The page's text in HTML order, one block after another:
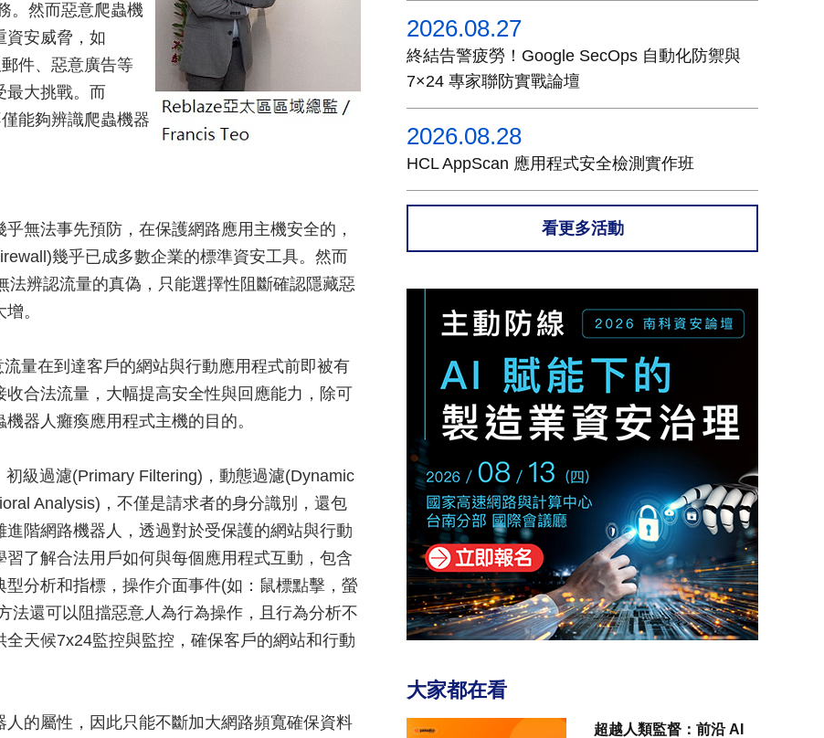
。然而惡意爬蟲機
資安威脅，如
件、惡意廣告等
最大挑戰。而
能夠辨識爬蟲機器
無法事先預防，在保護網路應用主機安全的，
幾乎已成多數企業的標準資安工具。然而
法辨認流量的真偽，只能選擇性阻斷確認隱藏惡
。
量在到達客戶的網站與行動應用程式前即被有
合法流量，大幅提高安全性與回應能力，除可
器人癱瘓應用程式主機的目的。
級過濾(Primary Filtering)，動態過濾(Dynamic
Analysis)，不僅是請求者的身分識別，還包
階網路機器人，透過對於受保護的網站與行動
了解合法用戶如何與每個應用程式互動，包含
分析和指標，操作介面事件(如：鼠標點擊，螢
法還可以阻擋惡意人為行為操作，且行為分析不
天候7x24監控與監控，確保客戶的網站和行動
的屬性，因此只能不斷加大網路頻寬確保資料
2026.08.27
終結告警疲勞！Google SecOps 自動化防禦與
7×24 專家聯防實戰論壇
2026.08.28
HCL AppScan 應用程式安全檢測實作班
看更多活動
大家都在看
超越人類監督：前沿 AI